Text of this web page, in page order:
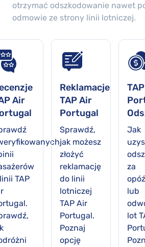
otrzymać odszkodowanie nawet
odmowie ze strony linii lotniczej.
Air
TAP
Reklamacje
TAP Air
Portugal
Sprawdź,
jak możesz
złożyć
reklamację
do linii
lotniczej
TAP Air
Portugal.
Poznaj
opcję
Jak
za
lub
lot